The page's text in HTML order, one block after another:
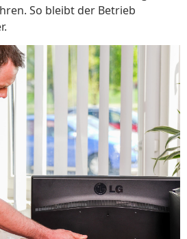
So bleibt der Betrieb